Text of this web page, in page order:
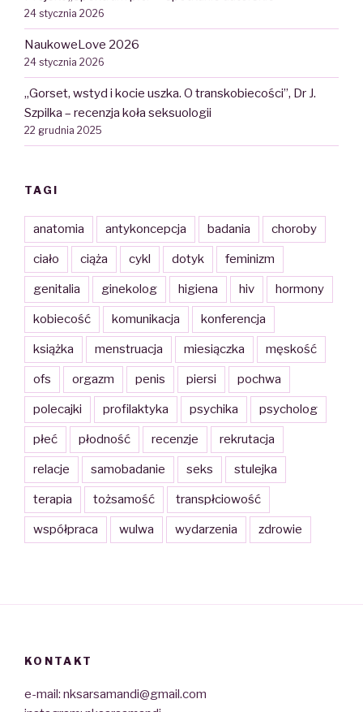
24 stycznia 2026
NaukoweLove 2026
24 stycznia 2026
„Gorset, wstyd i kocie uszka. O transkobiecości”, Dr J.
Szpilka – recenzja koła seksuologii
22 grudnia 2025
TAGI
anatomia antykoncepcja badania choroby
ciało ciąża cykl dotyk feminizm
genitalia ginekolog higiena hiv hormony
kobiecość komunikacja konferencja
książka menstruacja miesiączka męskość
ofs orgazm penis piersi pochwa
polecajki profilaktyka psychika psycholog
płeć płodność recenzje rekrutacja
relacje samobadanie seks stulejka
terapia tożsamość transpłciowość
współpraca wulwa wydarzenia zdrowie
KONTAKT
e-mail: nksarsamandi@gmail.com